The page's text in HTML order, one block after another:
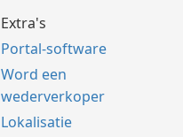
Extra's
Portal-software
Word een
wederverkoper
Lokalisatie